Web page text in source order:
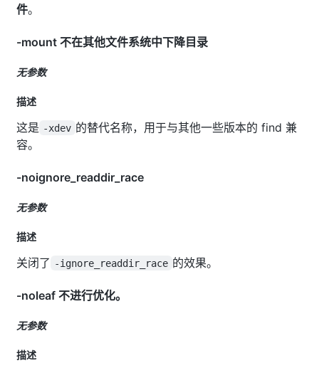
件。
-mount 不在其他文件系统中下降目录
无参数
描述
这是 -xdev 的替代名称，用于与其他一些版本的 find 兼
容。
-noignore_readdir_race
无参数
描述
关闭了 -ignore_readdir_race 的效果。
-noleaf 不进行优化。
无参数
描述